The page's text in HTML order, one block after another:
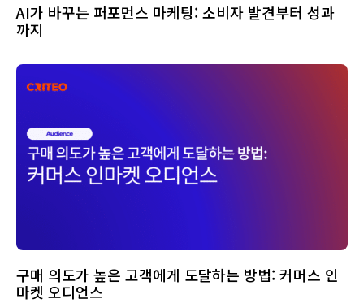
AI가 바꾸는 퍼포먼스 마케팅: 소비자 발견부터 성과
까지
구매 의도가 높은 고객에게 도달하는 방법: 커머스 인
마켓 오디언스